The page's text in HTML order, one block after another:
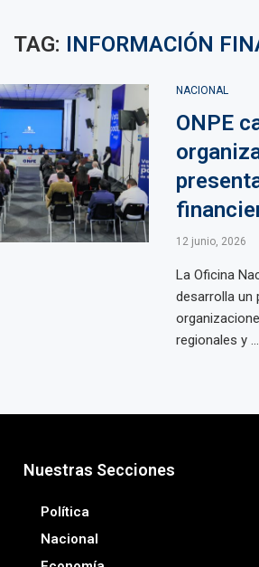
TAG: INFORMACIÓN
NACIONAL
ONPE
12 junio, 2026
La Oficina
desarrolla un
regionales y ...
Nuestras Secciones
Política
Nacional